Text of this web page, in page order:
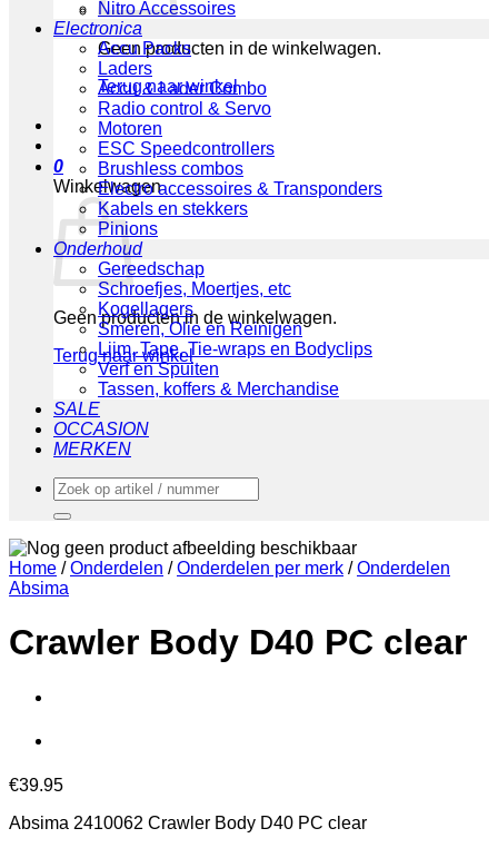
Geen producten in de winkelwagen.
Terug naar winkel
0
Winkelwagen
Geen producten in de winkelwagen.
Terug naar winkel
Nitro Accessoires
Electronica
Accu Packs
Laders
Accu & Lader Combo
Radio control & Servo
Motoren
ESC Speedcontrollers
Brushless combos
Electro accessoires & Transponders
Kabels en stekkers
Pinions
Onderhoud
Gereedschap
Schroefjes, Moertjes, etc
Kogellagers
Smeren, Olie en Reinigen
Lijm, Tape, Tie-wraps en Bodyclips
Verf en Spuiten
Tassen, koffers & Merchandise
SALE
OCCASION
MERKEN
Zoeken
naar:
Home / Onderdelen / Onderdelen per merk / Onderdelen
Absima
Crawler Body D40 PC clear
€39.95
Absima 2410062 Crawler Body D40 PC clear